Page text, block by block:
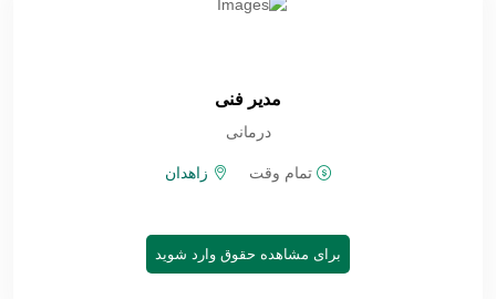
مدیر فنی
درمانی
تمام وقت زاهدان
برای مشاهده حقوق وارد شوید